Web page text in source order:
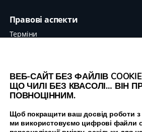
Правові аспекти
Терміни
Legume Hub є
Translated , що
ВЕБ-САЙТ БЕЗ ФАЙЛІВ
ЩО ЧИЛІ БЕЗ КВАСОЛІ… ВІН
ПОВНОЦІННИМ.
Щоб покращити ваш досвід роботи
ми використовуємо цифрові файли